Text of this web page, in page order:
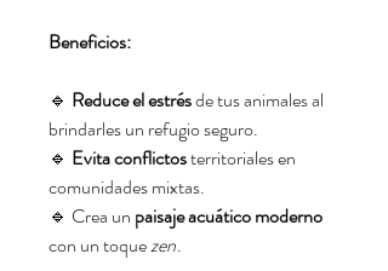
Beneficios:
🔹 Reduce el estrésde tus animales al
brindarles un refugio seguro.
🔹 Evita conflictosterritoriales en
comunidades mixtas.
🔹 Crea un paisaje acuático moderno
con un toquezen.